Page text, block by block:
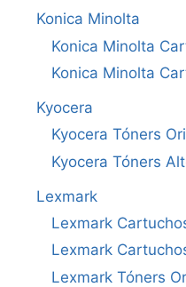
Konica Minolta
Konica Minolta
Konica Minolta
Kyocera
Kyocera Tóners
Kyocera Tóners
Lexmark
Lexmark
Lexmark
Lexmark Tóners